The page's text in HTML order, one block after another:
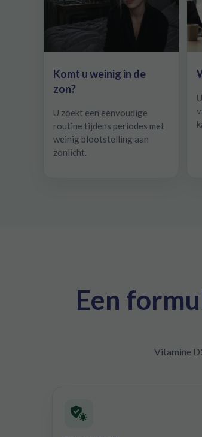
Komt u weinig in de
zon?
U zoekt een eenvoudige
routine tijdens periodes met
weinig blootstelling aan
zonlicht.
Een
Vitamine